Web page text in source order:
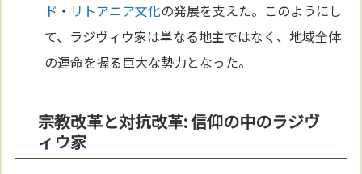
ド ・ リトアニア文化の発展を支えた。このようにし
て、ラジヴィウ家は単なる地主ではなく、地域全体
の運命を握る巨大な勢力となった。
宗教改革と対抗改革: 信仰の中のラジヴ
ィウ家